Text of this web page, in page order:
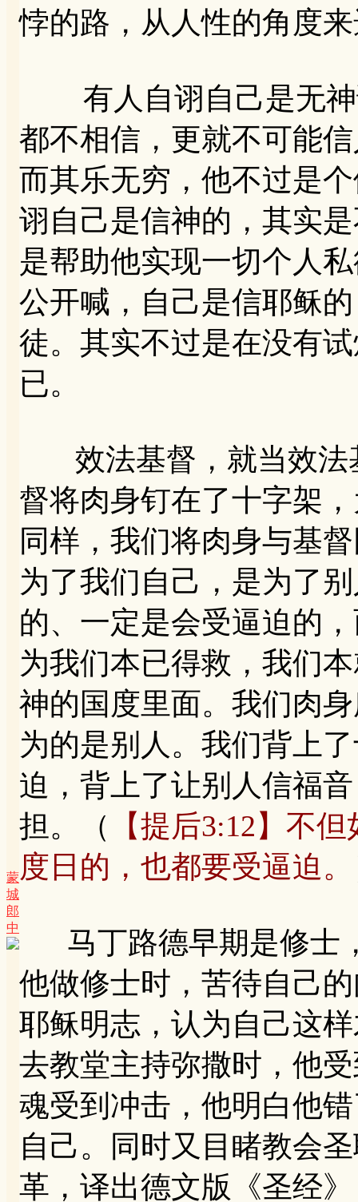
蒙
城
郎
中
悖的路，从人性的角度
有人自诩自己是无神
都不相信，更就不可能
而其乐无穷，他不过是
诩自己是信神的，其实
是帮助他实现一切个人
公开喊，自己是信耶稣
徒。其实不过是在没有
已。
效法基督，就当效法
督将肉身钉在了十字架
同样，我们将肉身与基
为了我们自己，是为了
的、一定是会受逼迫的
为我们本已得救，我们
神的国度里面。我们肉
为的是别人。我们背上
迫，背上了让别人信福
担。（
【提后3:12】不
度日的，也都要受逼迫。
马丁路德早期是修士
他做修士时，苦待自己
耶稣明志，认为自己这
去教堂主持弥撒时，他
魂受到冲击，他明白他
自己。同时又目睹教会
革，译出德文版《圣经